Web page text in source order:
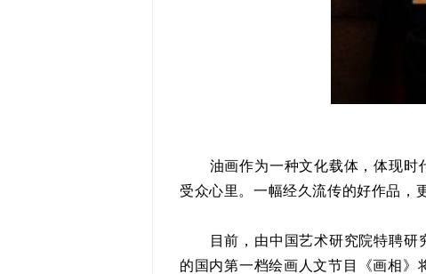
油画作为一种文化载体，体现时代
受众心里。一幅经久流传的好作品，
目前，由中国艺术研究院特聘研究
的国内第一档绘画人文节目《画相》